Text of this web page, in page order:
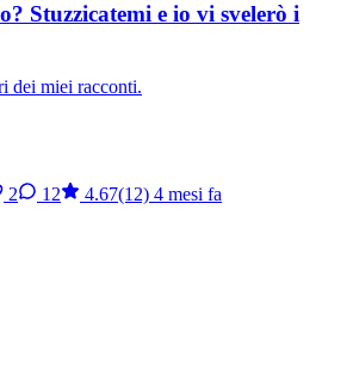
Stuzzicatemi e io vi svelerò i
dei miei racconti.
2 12 4.67(12) 4 mesi fa